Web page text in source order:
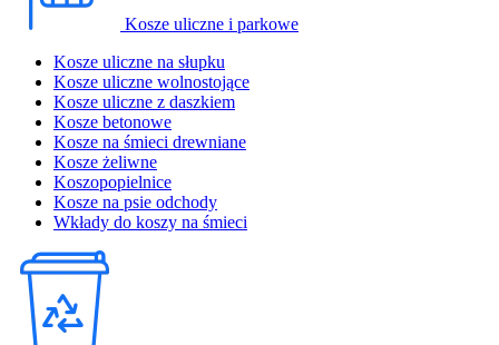
Kosze uliczne i parkowe
Kosze uliczne na słupku
Kosze uliczne wolnostojące
Kosze uliczne z daszkiem
Kosze betonowe
Kosze na śmieci drewniane
Kosze żeliwne
Koszopopielnice
Kosze na psie odchody
Wkłady do koszy na śmieci